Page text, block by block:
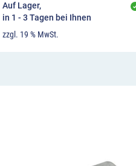
Auf Lager,
in 1 - 3 Tagen bei Ihnen
zzgl. 19 % MwSt.